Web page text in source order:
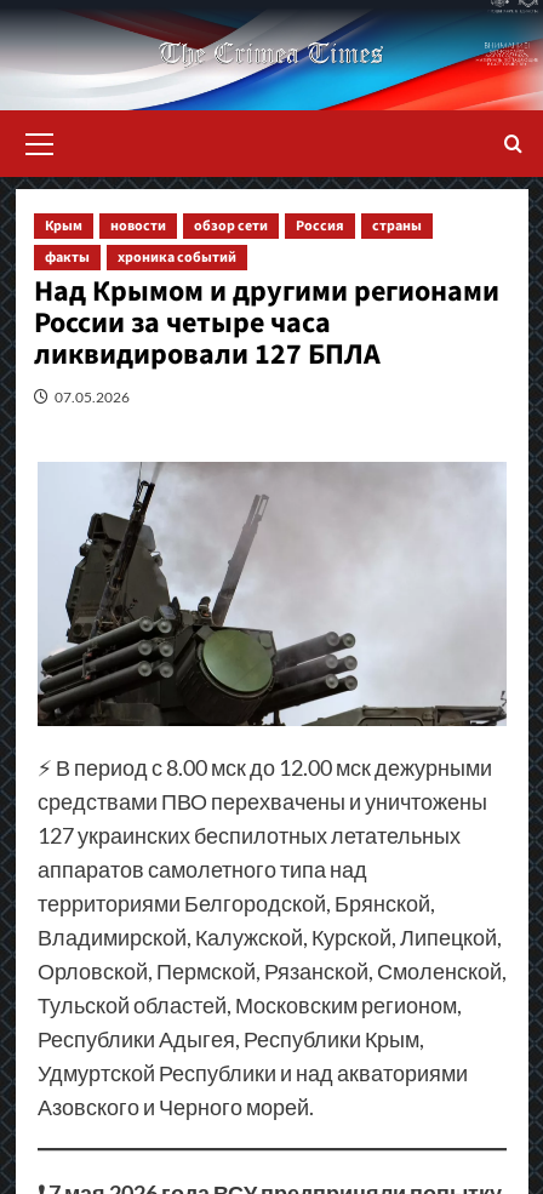
Перейти
к
содержимому
меню
Крым новости обзор сети Россия
страны
факты
хроника событий
Над Крымом и другими регионами
России за четыре часа
ликвидировали 127 БПЛА
07.05.2026
⚡ В период с 8.00 мск до 12.00 мск дежурными
средствами ПВО перехвачены и уничтожены
127 украинских беспилотных летательных
аппаратов самолетного типа над
территориями Белгородской, Брянской,
Владимирской, Калужской, Курской, Липецкой,
Орловской, Пермской, Рязанской, Смоленской,
Тульской областей, Московским регионом,
Республики Адыгея, Республики Крым,
Удмуртской Республики и над акваториями
Азовского и Черного морей.